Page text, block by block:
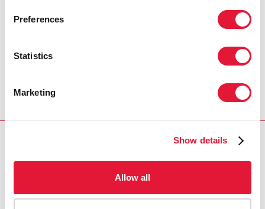
Preferences
Statistics
Marketing
Show details
Allow all